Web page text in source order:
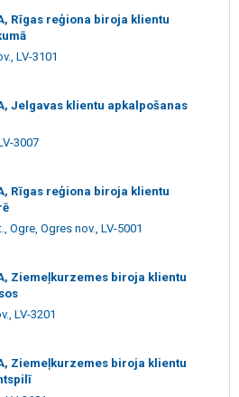
Rīgas reģiona biroja klientu
LV-3101
Jelgavas klientu apkalpošanas
3007
Rīgas reģiona biroja klientu
Ogres nov., LV-5001
Ziemeļkurzemes biroja klientu
LV-3201
Ziemeļkurzemes biroja klientu